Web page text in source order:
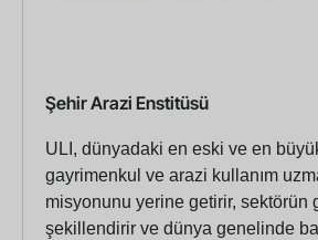
Şehir Arazi Enstitüsü
ULI, dünyadaki en eski ve en
gayrimenkul ve arazi kullanım
misyonunu yerine getirir, sektörün
şekillendirir ve dünya genelinde